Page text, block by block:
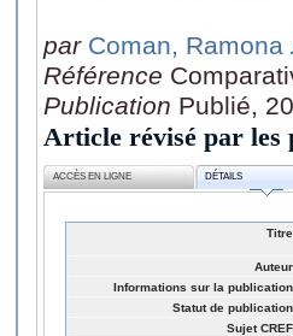
par Coman, Ramona
Référence
Publication Publié,
Article révisé par les
ACCÈS EN LIGNE DÉTAILS
Informations sur la
Statut de
Sujet